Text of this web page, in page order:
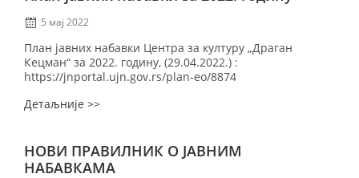
5 мај 2022
План јавних набавки Центра за културу „Драган
Кецман“ за 2022. годину, (29.04.2022.) :
https://jnportal.ujn.gov.rs/plan-eo/8874
Детаљније >>
НОВИ ПРАВИЛНИК О ЈАВНИМ
НАБАВКАМА